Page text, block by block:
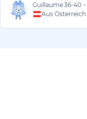
Guillaume36-40 •
Aus Österreich